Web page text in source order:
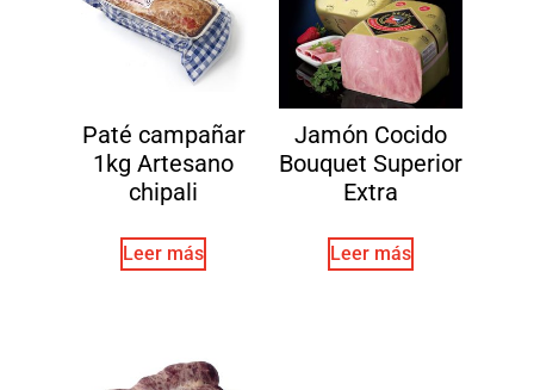
Paté campañar
1kg Artesano
chipali
Leer más
Jamón Cocido
Bouquet Superior
Extra
Leer más